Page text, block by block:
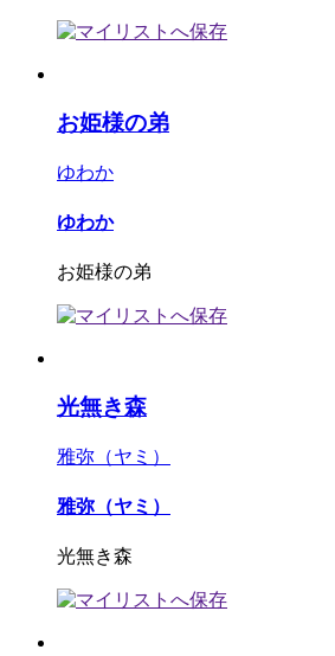
お姫様の弟
ゆわか
ゆわか
お姫様の弟
光無き森
雅弥（ヤミ）
雅弥（ヤミ）
光無き森